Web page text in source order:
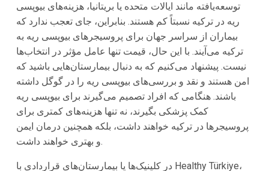
توسعه‌یافته مانند ایالات متحده یا بریتانیا، هزینه‌های بیوپسی
ریه در ترکیه نسبتاً کم هستند. بنابراین، جای تعجب ندارد که
بیماران از سراسر جهان برای پروسیجرهای بیوپسی ریه به
ترکیه می‌آیند. با این حال، قیمت تنها عامل مؤثر در انتخاب‌ها
نیست. پیشنهاد می‌کنیم که به دنبال بیمارستان‌هایی باشید که
امن هستند و نقد و بررسی‌های بیوپسی ریه را در گوگل داشته
باشند. هنگامی که افراد تصمیم می‌گیرند برای بیوپسی ریه
کمک پزشکی بگیرند، نه تنها هزینه‌های کمتری برای
پروسیجرها در ترکیه خواهند داشت، بلکه همچنین درمان ایمن
و بهتری خواهند داشت.
در کلینیک‌ها یا بیمارستان‌های قراردادی با Healthy Türkiye،